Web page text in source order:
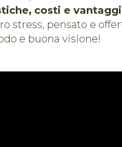
costi e
stress, pensato e
e buona visione!